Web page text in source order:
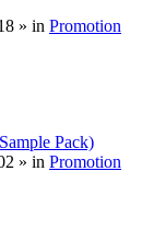
» in Promotion
Pack)
» in Promotion